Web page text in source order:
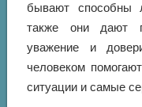
бывают способны
также они дают
уважение и
человеком
ситуации и самые